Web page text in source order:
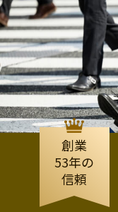
創業
53年の
信頼